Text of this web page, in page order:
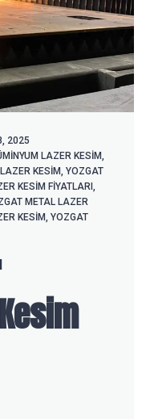
2025
LAZER KESIM,
KESIM, YOZGAT
KESIM FIYATLARI ,
METAL LAZER
KESIM, YOZGAT